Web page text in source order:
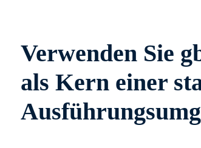
Verwenden Sie
als Kern einer